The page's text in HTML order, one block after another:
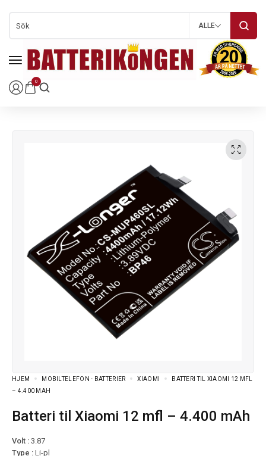
0
ALLE
HJEM MOBILTELEFON - BATTERIER XIAOMI
BATTERI TIL XIAOMI 12 MFL
– 4.400 MAH
Batteri til Xiaomi 12 mfl – 4.400 mAh
Volt : 3.87
Type : Li-pl